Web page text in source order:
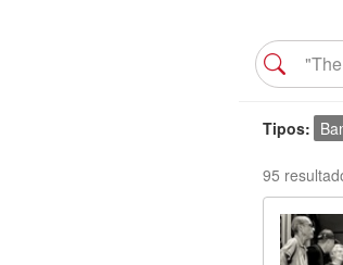
Tipos
95